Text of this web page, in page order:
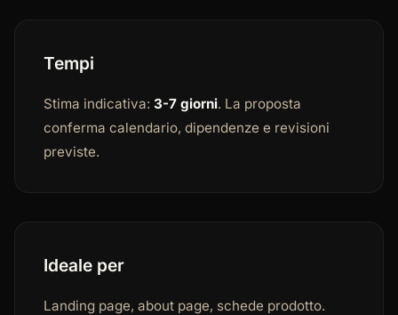
Tempi
Stima indicativa: 3-7 giorni. La proposta
conferma calendario, dipendenze e revisioni
previste.
Ideale per
Landing page, about page, schede prodotto.